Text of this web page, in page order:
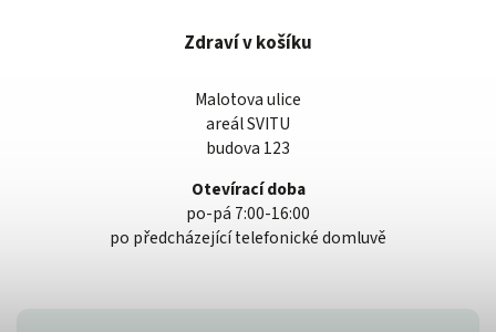
Zdraví v košíku
Malotova ulice
areál SVITU
budova 123
Otevírací doba
po-pá 7:00-16:00
po předcházející telefonické domluvě